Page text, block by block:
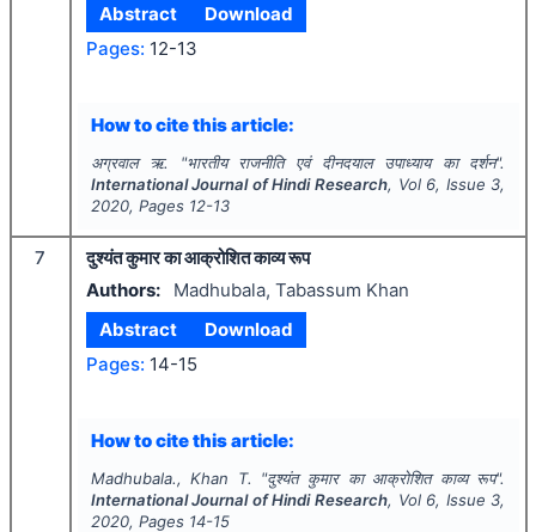
Abstract
Download
Pages: 12-13
How to cite this article:
अग्रवाल ऋ. "भारतीय राजनीति एवं दीनदयाल उपाध्याय का दर्शन".
International Journal of Hindi Research, Vol 6, Issue 3,
2020, Pages 12-13
7
दुश्यंत कुमार का आक्रोशित काव्य रूप
Authors:
Madhubala, Tabassum Khan
Abstract
Download
Pages: 14-15
How to cite this article:
Madhubala., Khan T. "दुश्यंत कुमार का आक्रोशित काव्य रूप".
International Journal of Hindi Research, Vol 6, Issue 3,
2020, Pages 14-15